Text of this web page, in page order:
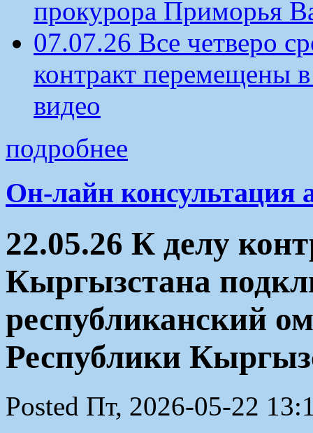
прокурора Приморья
07.07.26 Все четверо
контракт перемещены
видео
подробнее
Он-лайн консультация
22.05.26 К делу
Кыргызстана
республиканский
Республики
Posted Пт, 2026-05-22